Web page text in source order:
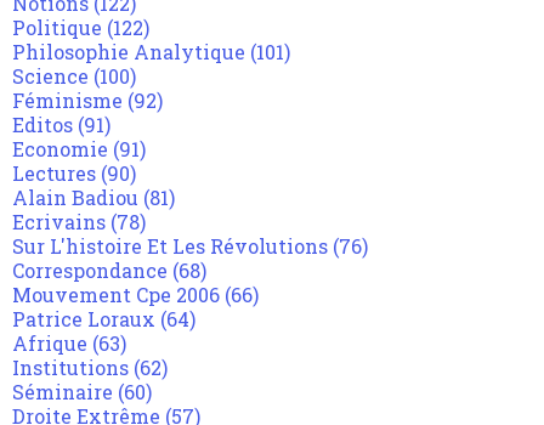
Politique (122)
Philosophie Analytique (101)
Science (100)
Féminisme (92)
Editos (91)
Economie (91)
Lectures (90)
Alain Badiou (81)
Ecrivains (78)
Sur L'histoire Et Les Révolutions (76)
Correspondance (68)
Mouvement Cpe 2006 (66)
Patrice Loraux (64)
Afrique (63)
Institutions (62)
Séminaire (60)
Droite Extrême (57)